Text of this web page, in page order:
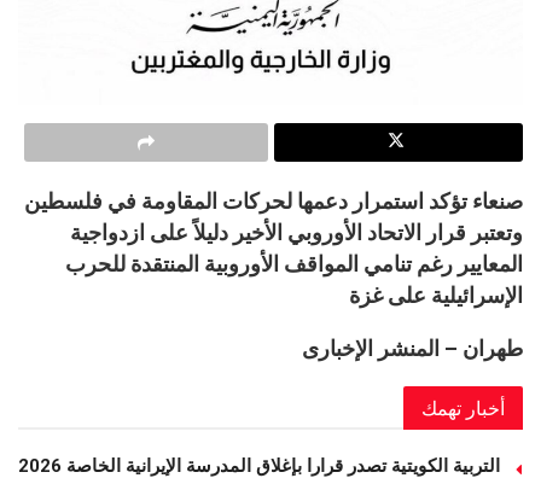
صنعاء تؤكد استمرار دعمها لحركات المقاومة في فلسطين
وتعتبر قرار الاتحاد الأوروبي الأخير دليلاً على ازدواجية
المعايير رغم تنامي المواقف الأوروبية المنتقدة للحرب
الإسرائيلية على غزة
طهران – المنشر الإخبارى
أخبار تهمك
التربية الكويتية تصدر قرارا بإغلاق المدرسة الإيرانية الخاصة 2026